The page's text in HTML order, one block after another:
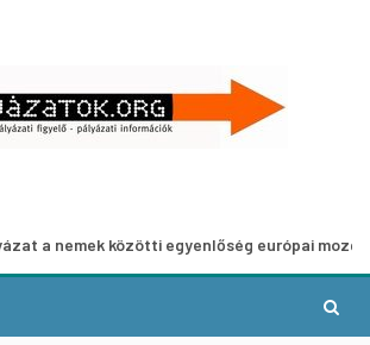
közötti egyenlőség európai